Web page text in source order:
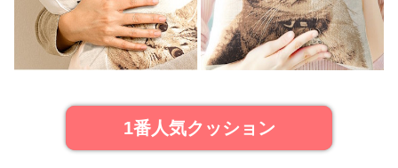
1番人気クッション